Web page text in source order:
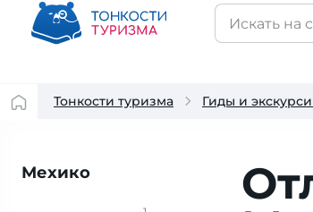
Тонкости туризма Гиды и
Мехико